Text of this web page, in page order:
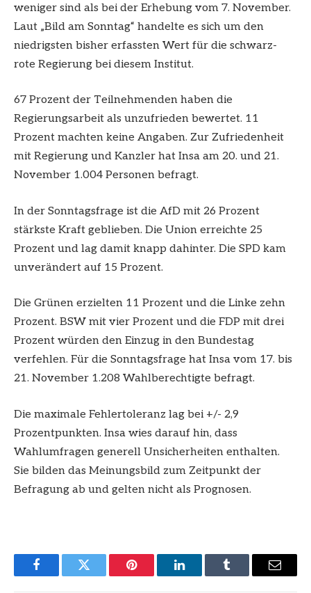
weniger sind als bei der Erhebung vom 7. November.
Laut „Bild am Sonntag“ handelte es sich um den
niedrigsten bisher erfassten Wert für die schwarz-
rote Regierung bei diesem Institut.
67 Prozent der Teilnehmenden haben die
Regierungsarbeit als unzufrieden bewertet. 11
Prozent machten keine Angaben. Zur Zufriedenheit
mit Regierung und Kanzler hat Insa am 20. und 21.
November 1.004 Personen befragt.
In der Sonntagsfrage ist die AfD mit 26 Prozent
stärkste Kraft geblieben. Die Union erreichte 25
Prozent und lag damit knapp dahinter. Die SPD kam
unverändert auf 15 Prozent.
Die Grünen erzielten 11 Prozent und die Linke zehn
Prozent. BSW mit vier Prozent und die FDP mit drei
Prozent würden den Einzug in den Bundestag
verfehlen. Für die Sonntagsfrage hat Insa vom 17. bis
21. November 1.208 Wahlberechtigte befragt.
Die maximale Fehlertoleranz lag bei +/- 2,9
Prozentpunkten. Insa wies darauf hin, dass
Wahlumfragen generell Unsicherheiten enthalten.
Sie bilden das Meinungsbild zum Zeitpunkt der
Befragung ab und gelten nicht als Prognosen.
FacebookTwitter Pinterest LinkedInTumblr Email